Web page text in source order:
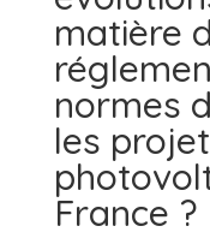
matière
normes
les
France ?